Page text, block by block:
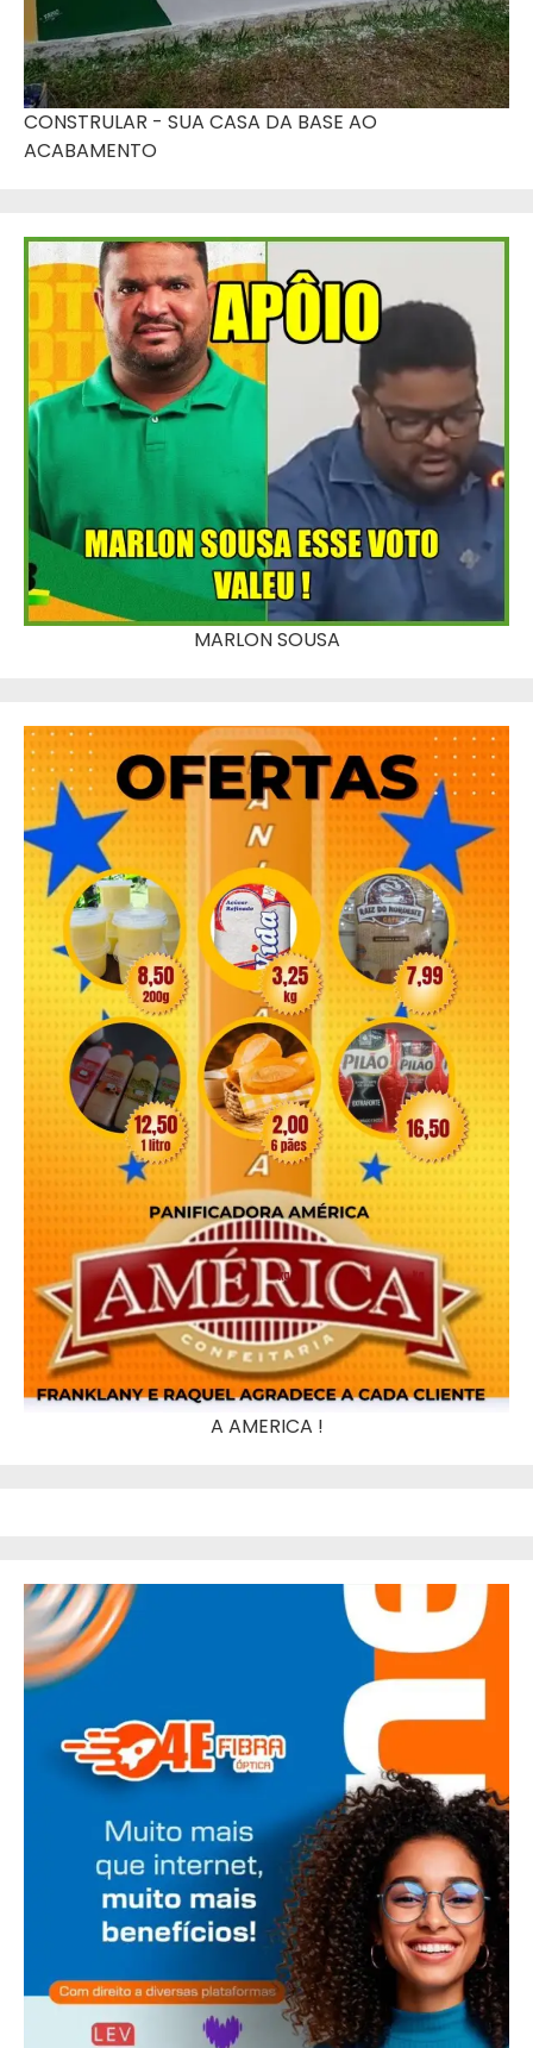
CONSTRULAR - SUA CASA DA BASE AO
ACABAMENTO
MARLON SOUSA
A AMERICA !